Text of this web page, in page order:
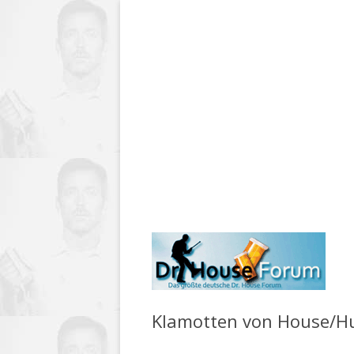
Klamotten von House/